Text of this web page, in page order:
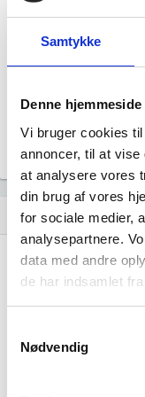
Samtykke
Denne
Vi bruger cookies
annoncer, til at
at analysere vores
din brug af vores
for sociale medier,
analysepartnere.
data med andre
de har indsamlet
Nødvendig
Årsrapporten 2023-12
Årsrapporten 2021-
assignment Regnskaber
Resultat i 1000
DKK
Bruttofortjeneste